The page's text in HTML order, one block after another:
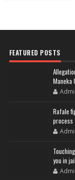
FEATURED POSTS
Maneka
Rafale
process
you in